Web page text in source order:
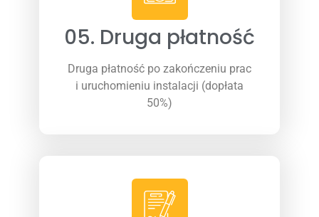
05. Druga płatność
Druga płatność po zakończeniu prac
i uruchomieniu instalacji (dopłata
50%)